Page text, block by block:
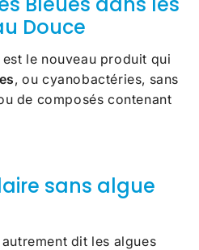
Douce
est le nouveau produit qui
, ou cyanobactéries, sans
de composés contenant
sans algue
dit les algues